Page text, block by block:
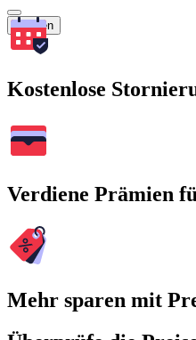
Suchen
Kostenlose
Verdiene Prämien
Mehr sparen mit